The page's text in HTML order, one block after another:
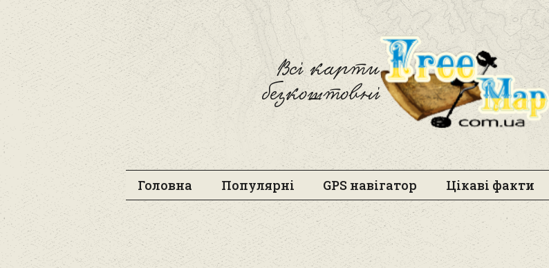
Всі карти
безкоштовні
Головна Популярні GPS навігатор Цікаві факти